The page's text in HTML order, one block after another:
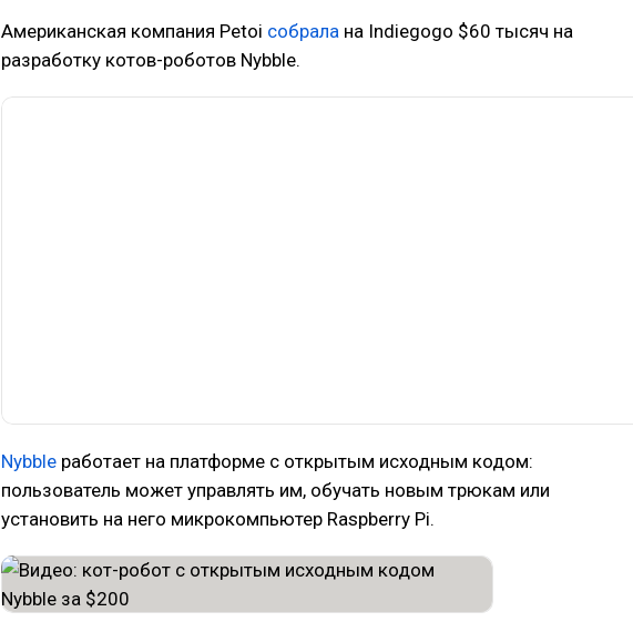
Американская компания Petoi собрала на Indiegogo $60 тысяч на
разработку котов-роботов Nybble.
Nybble работает на платформе с открытым исходным кодом:
пользователь может управлять им, обучать новым трюкам или
установить на него микрокомпьютер Raspberry Pi.